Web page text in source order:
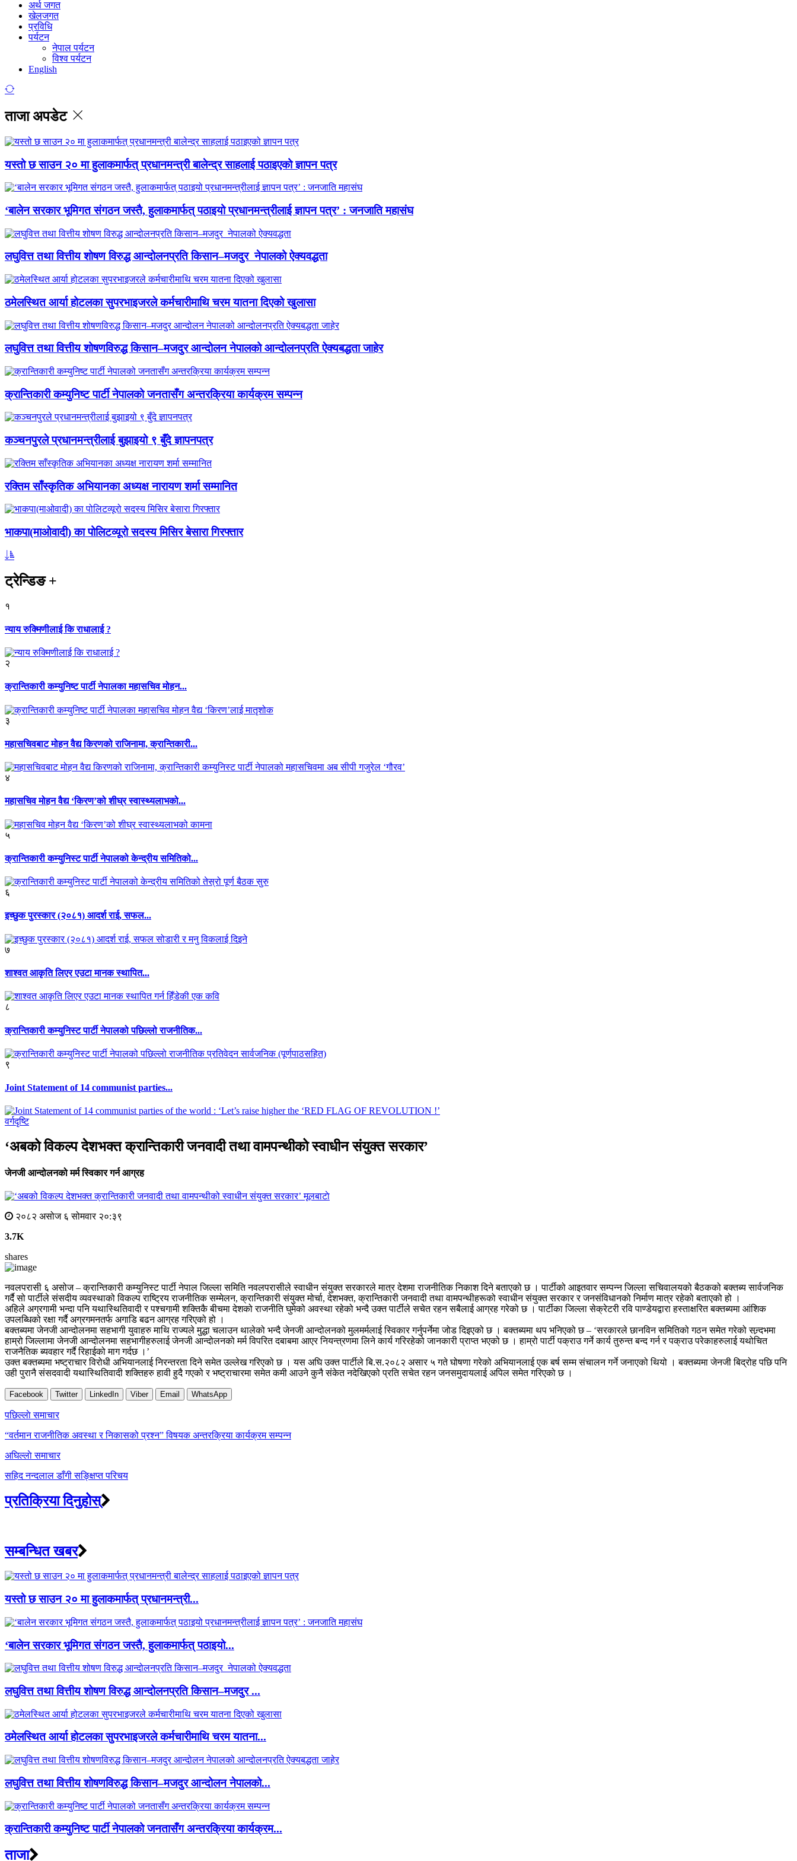
अर्थ जगत
खेलजगत
प्रविधि
पर्यटन
नेपाल पर्यटन
विश्व पर्यटन
English
ताजा अपडेट
यस्तो छ साउन २० मा हुलाकमार्फत् प्रधानमन्त्री बालेन्द्र साहलाई पठाइएको ज्ञापन पत्र
‘बालेन सरकार भूमिगत संगठन जस्तै, हुलाकमार्फत् पठाइयो प्रधानमन्त्रीलाई ज्ञापन पत्र’ : जनजाति महासंघ
लघुवित्त तथा वित्तीय शोषण विरुद्ध आन्दोलनप्रति किसान–मजदुर नेपालको ऐक्यवद्धता
ठमेलस्थित आर्या होटलका सुपरभाइजरले कर्मचारीमाथि चरम यातना दिएको खुलासा
लघुवित्त तथा वित्तीय शोषणविरुद्ध किसान–मजदुर आन्दोलन नेपालको आन्दोलनप्रति ऐक्यबद्धता जाहेर
क्रान्तिकारी कम्युनिष्ट पार्टी नेपालको जनतासँग अन्तरक्रिया कार्यक्रम सम्पन्न
कञ्चनपुरले प्रधानमन्त्रीलाई बुझाइयो ९ बुँदे ज्ञापनपत्र
रक्तिम साँस्कृतिक अभियानका अध्यक्ष नारायण शर्मा सम्मानित
भाकपा(माओवादी) का पोलिटव्यूरो सदस्य मिसिर बेसारा गिरफ्तार
ट्रेन्डिङ+
१
न्याय रुक्मिणीलाई कि राधालाई ?
२
क्रान्तिकारी कम्युनिष्ट पार्टी नेपालका महासचिव मोहन...
३
महासचिवबाट मोहन वैद्य किरणको राजिनामा, क्रान्तिकारी...
४
महासचिव मोहन वैद्य ‘किरण’को शीघ्र स्वास्थ्यलाभको...
५
क्रान्तिकारी कम्युनिस्ट पार्टी नेपालको केन्द्रीय समितिको...
६
इच्छुक पुरस्कार (२०८१) आदर्श राई, सफल...
७
शाश्वत आकृति लिएर एउटा मानक स्थापित...
८
क्रान्तिकारी कम्युनिस्ट पार्टी नेपालको पछिल्लो राजनीतिक...
९
Joint Statement of 14 communist parties...
वर्गदृष्टि
‘अबको विकल्प देशभक्त क्रान्तिकारी जनवादी तथा वामपन्थीको स्वाधीन संयुक्त सरकार’
जेनजी आन्दोलनको मर्म स्विकार गर्न आग्रह
मूलबाटाे
२०८२ असोज ६ सोमवार २०:३९
3.7K
shares
नवलपरासी ६ असोज – क्रान्तिकारी कम्युनिस्ट पार्टी नेपाल जिल्ला समिति नवलपरासीले स्वाधीन संयुक्त सरकारले मात्र देशमा राजनीतिक निकाश दिने बताएको छ । पार्टीको आइतवार सम्पन्न जिल्ला सचिवालयको बैठकको बक्तब्य सार्वजनिक
गर्दै सो पार्टीले संसदीय व्यवस्थाको विकल्प राष्ट्रिय राजनीतिक सम्मेलन, क्रान्तिकारी संयुक्त मोर्चा, देशभक्त, क्रान्तिकारी जनवादी तथा वामपन्थीहरूको स्वाधीन संयुक्त सरकार र जनसंविधानको निर्माण मात्र रहेको बताएको हो ।
अहिले अग्रगामी भन्दा पनि यथास्थितिवादी र पश्चगामी शक्तिकै बीचमा देशको राजनीति घुमेको अवस्था रहेको भन्दै उक्त पार्टीले सचेत रहन सबैलाई आग्रह गरेको छ । पार्टीका जिल्ला सेक्रेटरी रवि पाण्डेयद्वारा हस्ताक्षरित बक्तब्यमा आंशिक
उपलब्धिको रक्षा गर्दै अग्रगमनतर्फ अगाडि बढन आग्रह गरिएको हो ।
बक्तब्यमा जेनजी आन्दोलनमा सहभागी युवाहरु माथि राज्यले मुद्धा चलाउन थालेको भन्दै जेनजी आन्दोलनको मुलमर्मलाई स्विकार गर्नुपर्नेमा जोड दिइएको छ । बक्तब्यमा थप भनिएको छ – ‘सरकारले छानविन समितिको गठन समेत गरेको सन्र्दभमा
हाम्रो जिल्लामा जेनजी आन्दोलनमा सहभागीहरुलाई जेनजी आन्दोलनको मर्म विपरित दबाबमा आएर नियन्त्रणमा लिने कार्य गरिरहेको जानकारी प्राप्त भएको छ । हाम्रो पार्टी पक्राउ गर्ने कार्य तुरुन्त बन्द गर्न र पक्राउ परेकाहरुलाई यथोचित
राजनैतिक ब्यवहार गर्दै रिहाईको माग गर्दछ ।’
उक्त बक्तब्यमा भष्ट्राचार विरोधी अभियानलाई निरन्तरता दिने समेत उल्लेख गरिएको छ । यस अघि उक्त पार्टीले बि.स.२०८२ असार ५ गते घोषणा गरेको अभियानलाई एक बर्ष सम्म संचालन गर्ने जनाएको थियो । बक्तब्यमा जेनजी बिद्रोह पछि पनि
उही पुरानै संसदवादी यथास्थितिवादी शक्तिहरु हावी हुदै गएको र भष्ट्राचारमा समेत कमी आउने कुनै संकेत नदेखिएको प्रति सचेत रहन जनसमुदायलाई अपिल समेत गरिएको छ ।
Facebook Twitter LinkedIn Viber Email WhatsApp
Post
navigation
पछिल्लाे समाचार
“वर्तमान राजनीतिक अवस्था र निकासको प्रश्न” विषयक अन्तरक्रिया कार्यक्रम सम्पन्न
अघिल्लाे समाचार
सहिद नन्दलाल डाँगी सङ्क्षिप्त परिचय
प्रतिक्रिया दिनुहोस्
सम्बन्धित खबर
यस्तो छ साउन २० मा हुलाकमार्फत् प्रधानमन्त्री...
‘बालेन सरकार भूमिगत संगठन जस्तै, हुलाकमार्फत् पठाइयो...
लघुवित्त तथा वित्तीय शोषण विरुद्ध आन्दोलनप्रति किसान–मजदुर ...
ठमेलस्थित आर्या होटलका सुपरभाइजरले कर्मचारीमाथि चरम यातना...
लघुवित्त तथा वित्तीय शोषणविरुद्ध किसान–मजदुर आन्दोलन नेपालको...
क्रान्तिकारी कम्युनिष्ट पार्टी नेपालको जनतासँग अन्तरक्रिया कार्यक्रम...
ताजा